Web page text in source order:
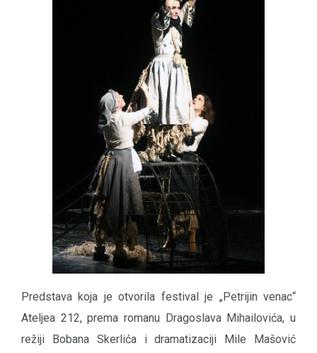
Predstava koja je otvorila festival je „Petrijin venac“
Ateljea 212, prema romanu Dragoslava Mihailovića, u
režiji Bobana Skerlića i dramatizaciji Mile Mašović